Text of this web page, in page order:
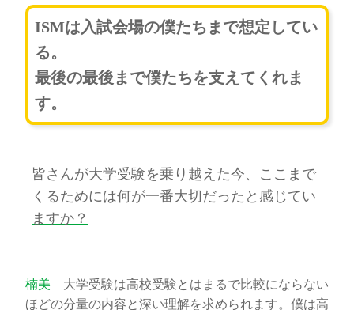
ISMは入試会場の僕たちまで想定してい
る。
最後の最後まで僕たちを支えてくれま
す。
皆さんが大学受験を乗り越えた今、ここまで
くるためには何が一番大切だったと感じてい
ますか？
楠美
大学受験は高校受験とはまるで比較にならない
ほどの分量の内容と深い理解を求められます。僕は高